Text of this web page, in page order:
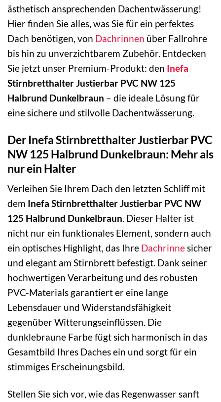
ästhetisch ansprechenden Dachentwässerung!
Hier finden Sie alles, was Sie für ein perfektes
Dach benötigen, von Dachrinnen über Fallrohre
bis hin zu unverzichtbarem Zubehör. Entdecken
Sie jetzt unser Premium-Produkt: den Inefa
Stirnbretthalter Justierbar PVC NW 125
Halbrund Dunkelbraun – die ideale Lösung für
eine sichere und stilvolle Dachentwässerung.
Der Inefa Stirnbretthalter Justierbar PVC
NW 125 Halbrund Dunkelbraun: Mehr als
nur ein Halter
Verleihen Sie Ihrem Dach den letzten Schliff mit
dem Inefa Stirnbretthalter Justierbar PVC NW
125 Halbrund Dunkelbraun. Dieser Halter ist
nicht nur ein funktionales Element, sondern auch
ein optisches Highlight, das Ihre Dachrinnesicher
und elegant am Stirnbrett befestigt. Dank seiner
hochwertigen Verarbeitung und des robusten
PVC-Materials garantiert er eine lange
Lebensdauer und Widerstandsfähigkeit
gegenüber Witterungseinflüssen. Die
dunklebraune Farbe fügt sich harmonisch in das
Gesamtbild Ihres Daches ein und sorgt für ein
stimmiges Erscheinungsbild.
Stellen Sie sich vor, wie das Regenwasser sanft